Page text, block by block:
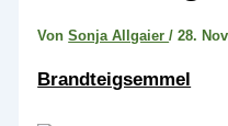
VonSonja Allgaier/28.
Brandteigsemmel